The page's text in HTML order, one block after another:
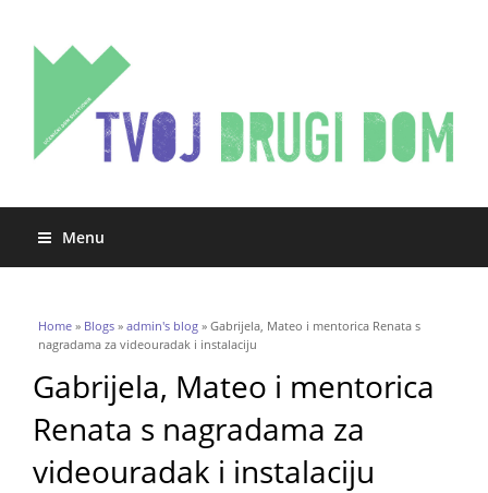
Menu
You are here
Home » Blogs » admin's blog » Gabrijela, Mateo i mentorica Renata s
nagradama za videouradak i instalaciju
Gabrijela, Mateo i mentorica
Renata s nagradama za
videouradak i instalaciju